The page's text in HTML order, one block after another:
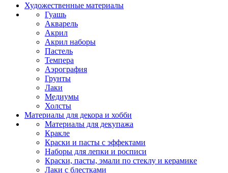
Художественные материалы
Гуашь
Акварель
Акрил
Акрил наборы
Пастель
Темпера
Аэрография
Грунты
Лаки
Медиумы
Холсты
Материалы для декора и хобби
Материалы для декупажа
Кракле
Краски и пасты с эффектами
Наборы для лепки и росписи
Краски, пасты, эмали по стеклу и керамике
Лаки с блестками